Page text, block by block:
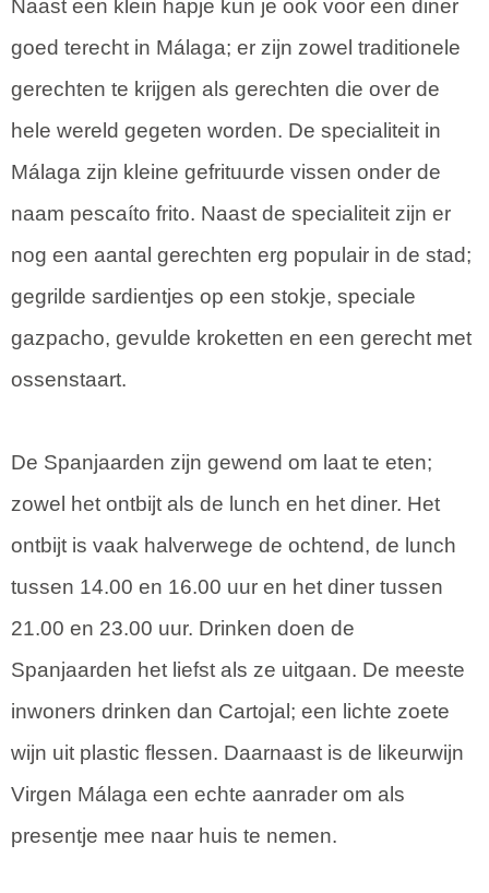
Naast een klein hapje kun je ook voor een diner
goed terecht in Málaga; er zijn zowel traditionele
gerechten te krijgen als gerechten die over de
hele wereld gegeten worden. De specialiteit in
Málaga zijn kleine gefrituurde vissen onder de
naam pescaíto frito. Naast de specialiteit zijn er
nog een aantal gerechten erg populair in de stad;
gegrilde sardientjes op een stokje, speciale
gazpacho, gevulde kroketten en een gerecht met
ossenstaart.
De Spanjaarden zijn gewend om laat te eten;
zowel het ontbijt als de lunch en het diner. Het
ontbijt is vaak halverwege de ochtend, de lunch
tussen 14.00 en 16.00 uur en het diner tussen
21.00 en 23.00 uur. Drinken doen de
Spanjaarden het liefst als ze uitgaan. De meeste
inwoners drinken dan Cartojal; een lichte zoete
wijn uit plastic flessen. Daarnaast is de likeurwijn
Virgen Málaga een echte aanrader om als
presentje mee naar huis te nemen.